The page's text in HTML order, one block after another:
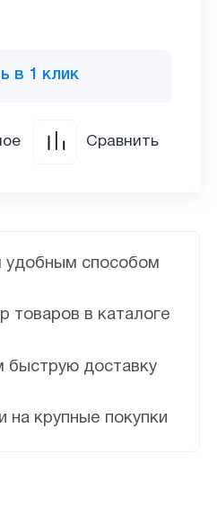
способом
товаров в каталоге
быструю доставку
на крупные покупки
в 1 клик
Сравнить